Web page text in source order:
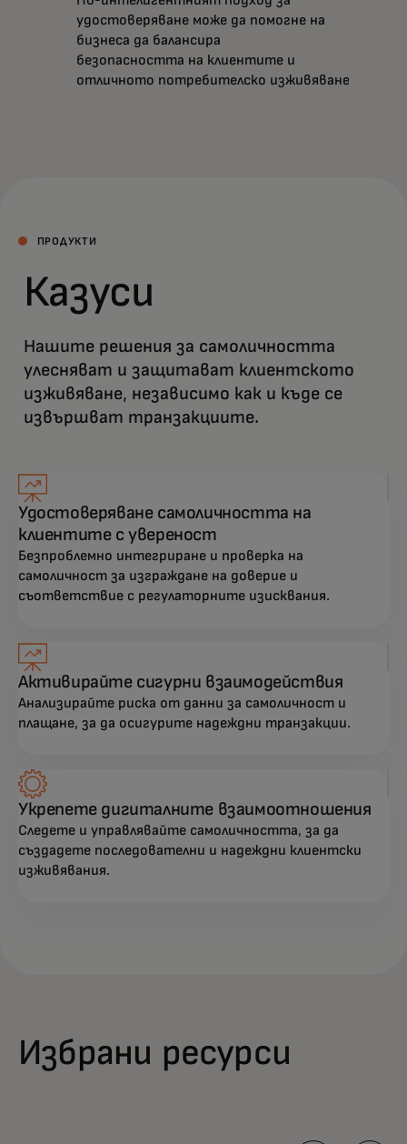
удостоверяване може да помогне на
бизнеса да балансира
безопасността на клиентите и
отличното потребителско изживяване.
ПРОДУКТИ
Казуси
Нашите решения за самоличността
улесняват и защитават клиентското
изживяване, независимо как и къде се
извършват транзакциите.
Удостоверяване самоличността на
клиентите с увереност
Безпроблемно интегриране и проверка на
самоличност за изграждане на доверие и
съответствие с регулаторните изисквания.
Активирайте сигурни взаимодействия
Анализирайте риска от данни за самоличност и
плащане, за да осигурите надеждни транзакции.
Укрепете дигиталните взаимоотношения
Следете и управлявайте самоличността, за да
създадете последователни и надеждни клиентски
изживявания.
Избрани ресурси